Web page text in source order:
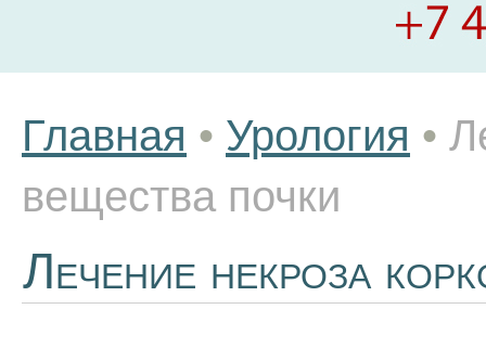
Главная • Урология •
вещества почки
Лечение некроза